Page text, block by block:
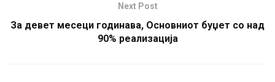
Next Post
За девет месеци годинава, Основниот буџет со над
90% реализација